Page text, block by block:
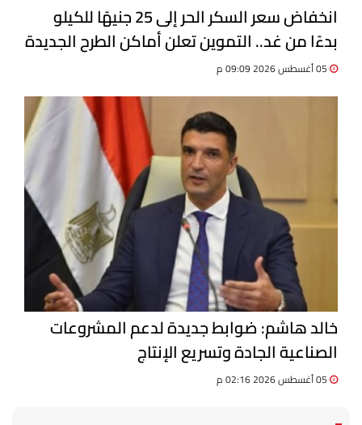
انخفاض سعر السكر الحر إلى 25 جنيهًا للكيلو
بدءًا من غد.. التموين تعلن أماكن الطرح الجديدة
خالد هاشم: ضوابط جديدة لدعم المشروعات
الصناعية الجادة وتسريع الإنتاج